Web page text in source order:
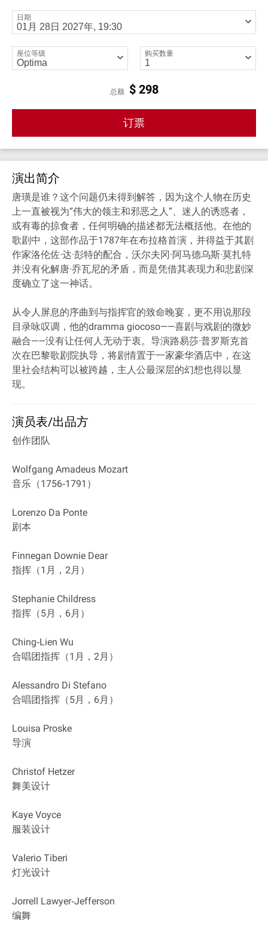
日期
座位等级 购买数量
总额 $ 298
订票
演出简介
唐璜是谁？这个问题仍未得到解答，因为这个人物在历史
上一直被视为“伟大的领主和邪恶之人”、迷人的诱惑者，
或有毒的掠食者，任何明确的描述都无法概括他。在他的
歌剧中，这部作品于1787年在布拉格首演，并得益于其剧
作家洛伦佐·达·彭特的配合，沃尔夫冈·阿马德乌斯·莫扎特
并没有化解唐·乔瓦尼的矛盾，而是凭借其表现力和悲剧深
度确立了这一神话。
从令人屏息的序曲到与指挥官的致命晚宴，更不用说那段
目录咏叹调，他的dramma giocoso——喜剧与戏剧的微妙
融合——没有让任何人无动于衷。导演路易莎·普罗斯克首
次在巴黎歌剧院执导，将剧情置于一家豪华酒店中，在这
里社会结构可以被跨越，主人公最深层的幻想也得以显
现。
演员表/出品方
创作团队
Wolfgang Amadeus Mozart
音乐（1756‐1791）
Lorenzo Da Ponte
剧本
Finnegan Downie Dear
指挥（1月，2月）
Stephanie Childress
指挥（5月，6月）
Ching‐Lien Wu
合唱团指挥（1月，2月）
Alessandro Di Stefano
合唱团指挥（5月，6月）
Louisa Proske
导演
Christof Hetzer
舞美设计
Kaye Voyce
服装设计
Valerio Tiberi
灯光设计
Jorrell Lawyer‐Jefferson
编舞